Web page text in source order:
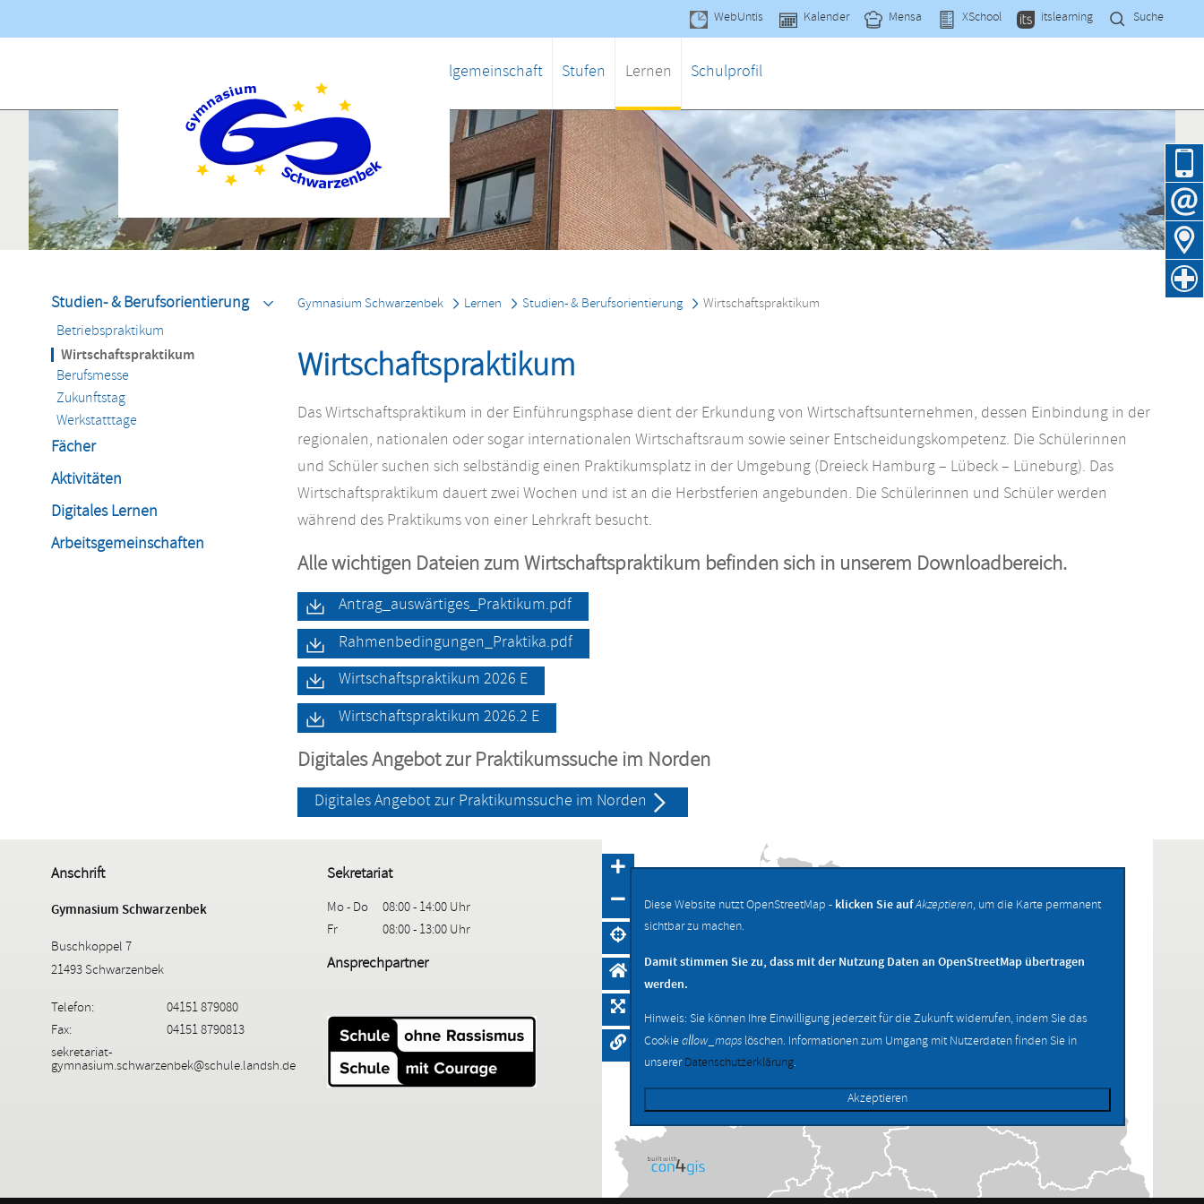
WebUntis Kalender Mensa XSchool itslearning Suche
Navigation
Schulgemeinschaft Stufen Lernen Schulprofil
Gymnasium Schwarzenbek Lernen Studien- & Berufsorientierung Wirtschaftspraktikum
Wirtschaftspraktikum
Das Wirtschaftspraktikum in der Einführungsphase dient der Erkundung von Wirtschaftsunternehmen, dessen Einbindung in der
regionalen, nationalen oder sogar internationalen Wirtschaftsraum sowie seiner Entscheidungskompetenz. Die Schülerinnen
und Schüler suchen sich selbständig einen Praktikumsplatz in der Umgebung (Dreieck Hamburg – Lübeck – Lüneburg). Das
Wirtschaftspraktikum dauert zwei Wochen und ist an die Herbstferien angebunden. Die Schülerinnen und Schüler werden
während des Praktikums von einer Lehrkraft besucht.
Alle wichtigen Dateien zum Wirtschaftspraktikum befinden sich in unserem Downloadbereich.
Antrag_auswärtiges_Praktikum.pdf
Rahmenbedingungen_Praktika.pdf
Wirtschaftspraktikum 2026 E
Wirtschaftspraktikum 2026.2 E
Digitales Angebot zur Praktikumssuche im Norden
Digitales Angebot zur Praktikumssuche im Norden
überspringen
Studien- & Berufsorientierung
Betriebspraktikum
Wirtschaftspraktikum
Berufsmesse
Zukunftstag
Werkstatttage
Fächer
Aktivitäten
Digitales Lernen
Arbeitsgemeinschaften
Anschrift
Gymnasium Schwarzenbek
Buschkoppel 7
21493 Schwarzenbek
Telefon:
04151 879080
Fax:
04151 8790813
sekretariat-
gymnasium.schwarzenbek@schule.landsh.de
Sekretariat
Mo - Do
08:00 - 14:00 Uhr
Fr
08:00 - 13:00 Uhr
Ansprechpartner
Diese Website nutzt OpenStreetMap - klicken Sie aufAkzeptieren, um die Karte permanent
sichtbar zu machen.
Damit stimmen Sie zu, dass mit der Nutzung Daten an OpenStreetMap übertragen
werden.
Hinweis: Sie können Ihre Einwilligung jederzeit für die Zukunft widerrufen, indem Sie das
Cookieallow_mapslöschen. Informationen zum Umgang mit Nutzerdaten finden Sie in
unsererDatenschutzerklärung.
Akzeptieren